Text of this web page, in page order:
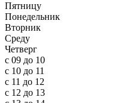
Пятницу
Понедельник
Вторник
Среду
Четверг
c 09 до 10
c 10 до 11
c 11 до 12
c 12 до 13